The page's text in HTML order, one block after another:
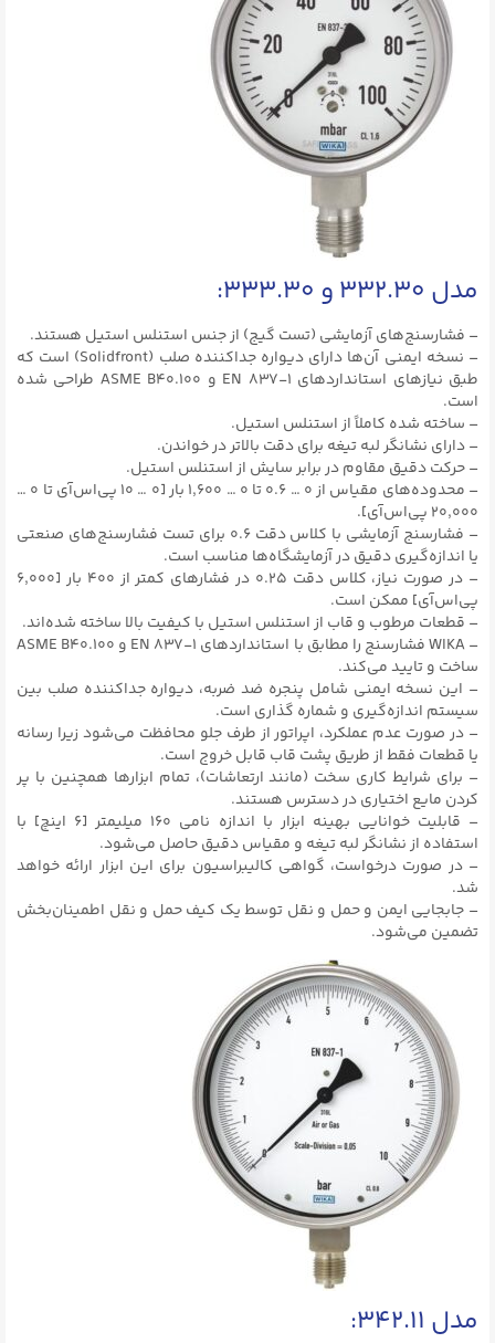
مدل ۳۳۲.۳۰ و ۳۳۳.۳۰:
– فشارسنج‌های آزمایشی (تست گیج) از جنس استنلس استیل هستند.
– نسخه ایمنی آن‌ها دارای دیواره جداکننده صلب (Solidfront) است که
طبق نیازهای استانداردهای EN ۸۳۷-۱ و ASME B40.۱۰۰ طراحی شده
است.
– ساخته شده کاملاً از استنلس استیل.
– دارای نشانگر لبه تیغه برای دقت بالاتر در خواندن.
– حرکت دقیق مقاوم در برابر سایش از استنلس استیل.
– محدوده‌های مقیاس از ۰ … ۰.۶ تا ۰ … ۱,۶۰۰ بار [۰ … ۱۰ پی‌اس‌آی تا ۰ …
۲۰,۰۰۰ پی‌اس‌آی].
– فشارسنج آزمایشی با کلاس دقت ۰.۶ برای تست فشارسنج‌های صنعتی
یا اندازه‌گیری دقیق در آزمایشگاه‌ها مناسب است.
– در صورت نیاز، کلاس دقت ۰.۲۵ در فشارهای کمتر از ۴۰۰ بار [۶,۰۰۰
پی‌اس‌آی] ممکن است.
– قطعات مرطوب و قاب از استنلس استیل با کیفیت بالا ساخته شده‌اند.
– WIKA فشارسنج را مطابق با استانداردهای EN ۸۳۷-۱ و ASME B40.۱۰۰
ساخت و تایید می‌کند.
– این نسخه ایمنی شامل پنجره ضد ضربه، دیواره جداکننده صلب بین
سیستم اندازه‌گیری و شماره گذاری است.
– در صورت عدم عملکرد، اپراتور از طرف جلو محافظت می‌شود زیرا رسانه
یا قطعات فقط از طریق پشت قاب قابل خروج است.
– برای شرایط کاری سخت (مانند ارتعاشات)، تمام ابزارها همچنین با پر
کردن مایع اختیاری در دسترس هستند.
– قابلیت خوانایی بهینه ابزار با اندازه نامی ۱۶۰ میلیمتر [۶ اینچ] با
استفاده از نشانگر لبه تیغه و مقیاس دقیق حاصل می‌شود.
– در صورت درخواست، گواهی کالیبراسیون برای این ابزار ارائه خواهد
شد.
– جابجایی ایمن و حمل و نقل توسط یک کیف حمل و نقل اطمینان‌بخش
تضمین می‌شود.
مدل ۳۴۲.۱۱: